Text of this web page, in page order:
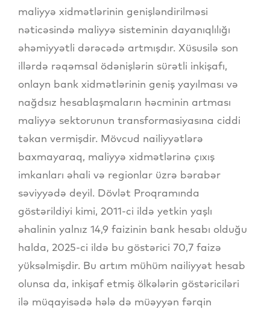
maliyyə xidmətlərinin genişləndirilməsi
nəticəsində maliyyə sisteminin dayanıqlılığı
əhəmiyyətli dərəcədə artmışdır. Xüsusilə son
illərdə rəqəmsal ödənişlərin sürətli inkişafı,
onlayn bank xidmətlərinin geniş yayılması və
nağdsız hesablaşmaların həcminin artması
maliyyə sektorunun transformasiyasına ciddi
təkan vermişdir. Mövcud nailiyyətlərə
baxmayaraq, maliyyə xidmətlərinə çıxış
imkanları əhali və regionlar üzrə bərabər
səviyyədə deyil. Dövlət Proqramında
göstərildiyi kimi, 2011-ci ildə yetkin yaşlı
əhalinin yalnız 14,9 faizinin bank hesabı olduğu
halda, 2025-ci ildə bu göstərici 70,7 faizə
yüksəlmişdir. Bu artım mühüm nailiyyət hesab
olunsa da, inkişaf etmiş ölkələrin göstəriciləri
ilə müqayisədə hələ də müəyyən fərqin